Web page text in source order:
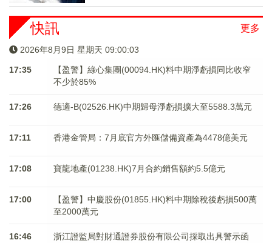
更多
快訊
2026年8月9日 星期天 09:00:04
17:35
【盈警】綠心集團(00094.HK)料中期淨虧損同比收窄
不少於85%
17:26 德適-B(02526.HK)中期歸母淨虧損擴大至5588.3萬元
17:11 香港金管局：7月底官方外匯儲備資產為4478億美元
17:08 寶龍地產(01238.HK)7月合約銷售額約5.5億元
17:00
【盈警】中慶股份(01855.HK)料中期除稅後虧損500萬
至2000萬元
16:46
浙江證監局對財通證券股份有限公司採取出具警示函